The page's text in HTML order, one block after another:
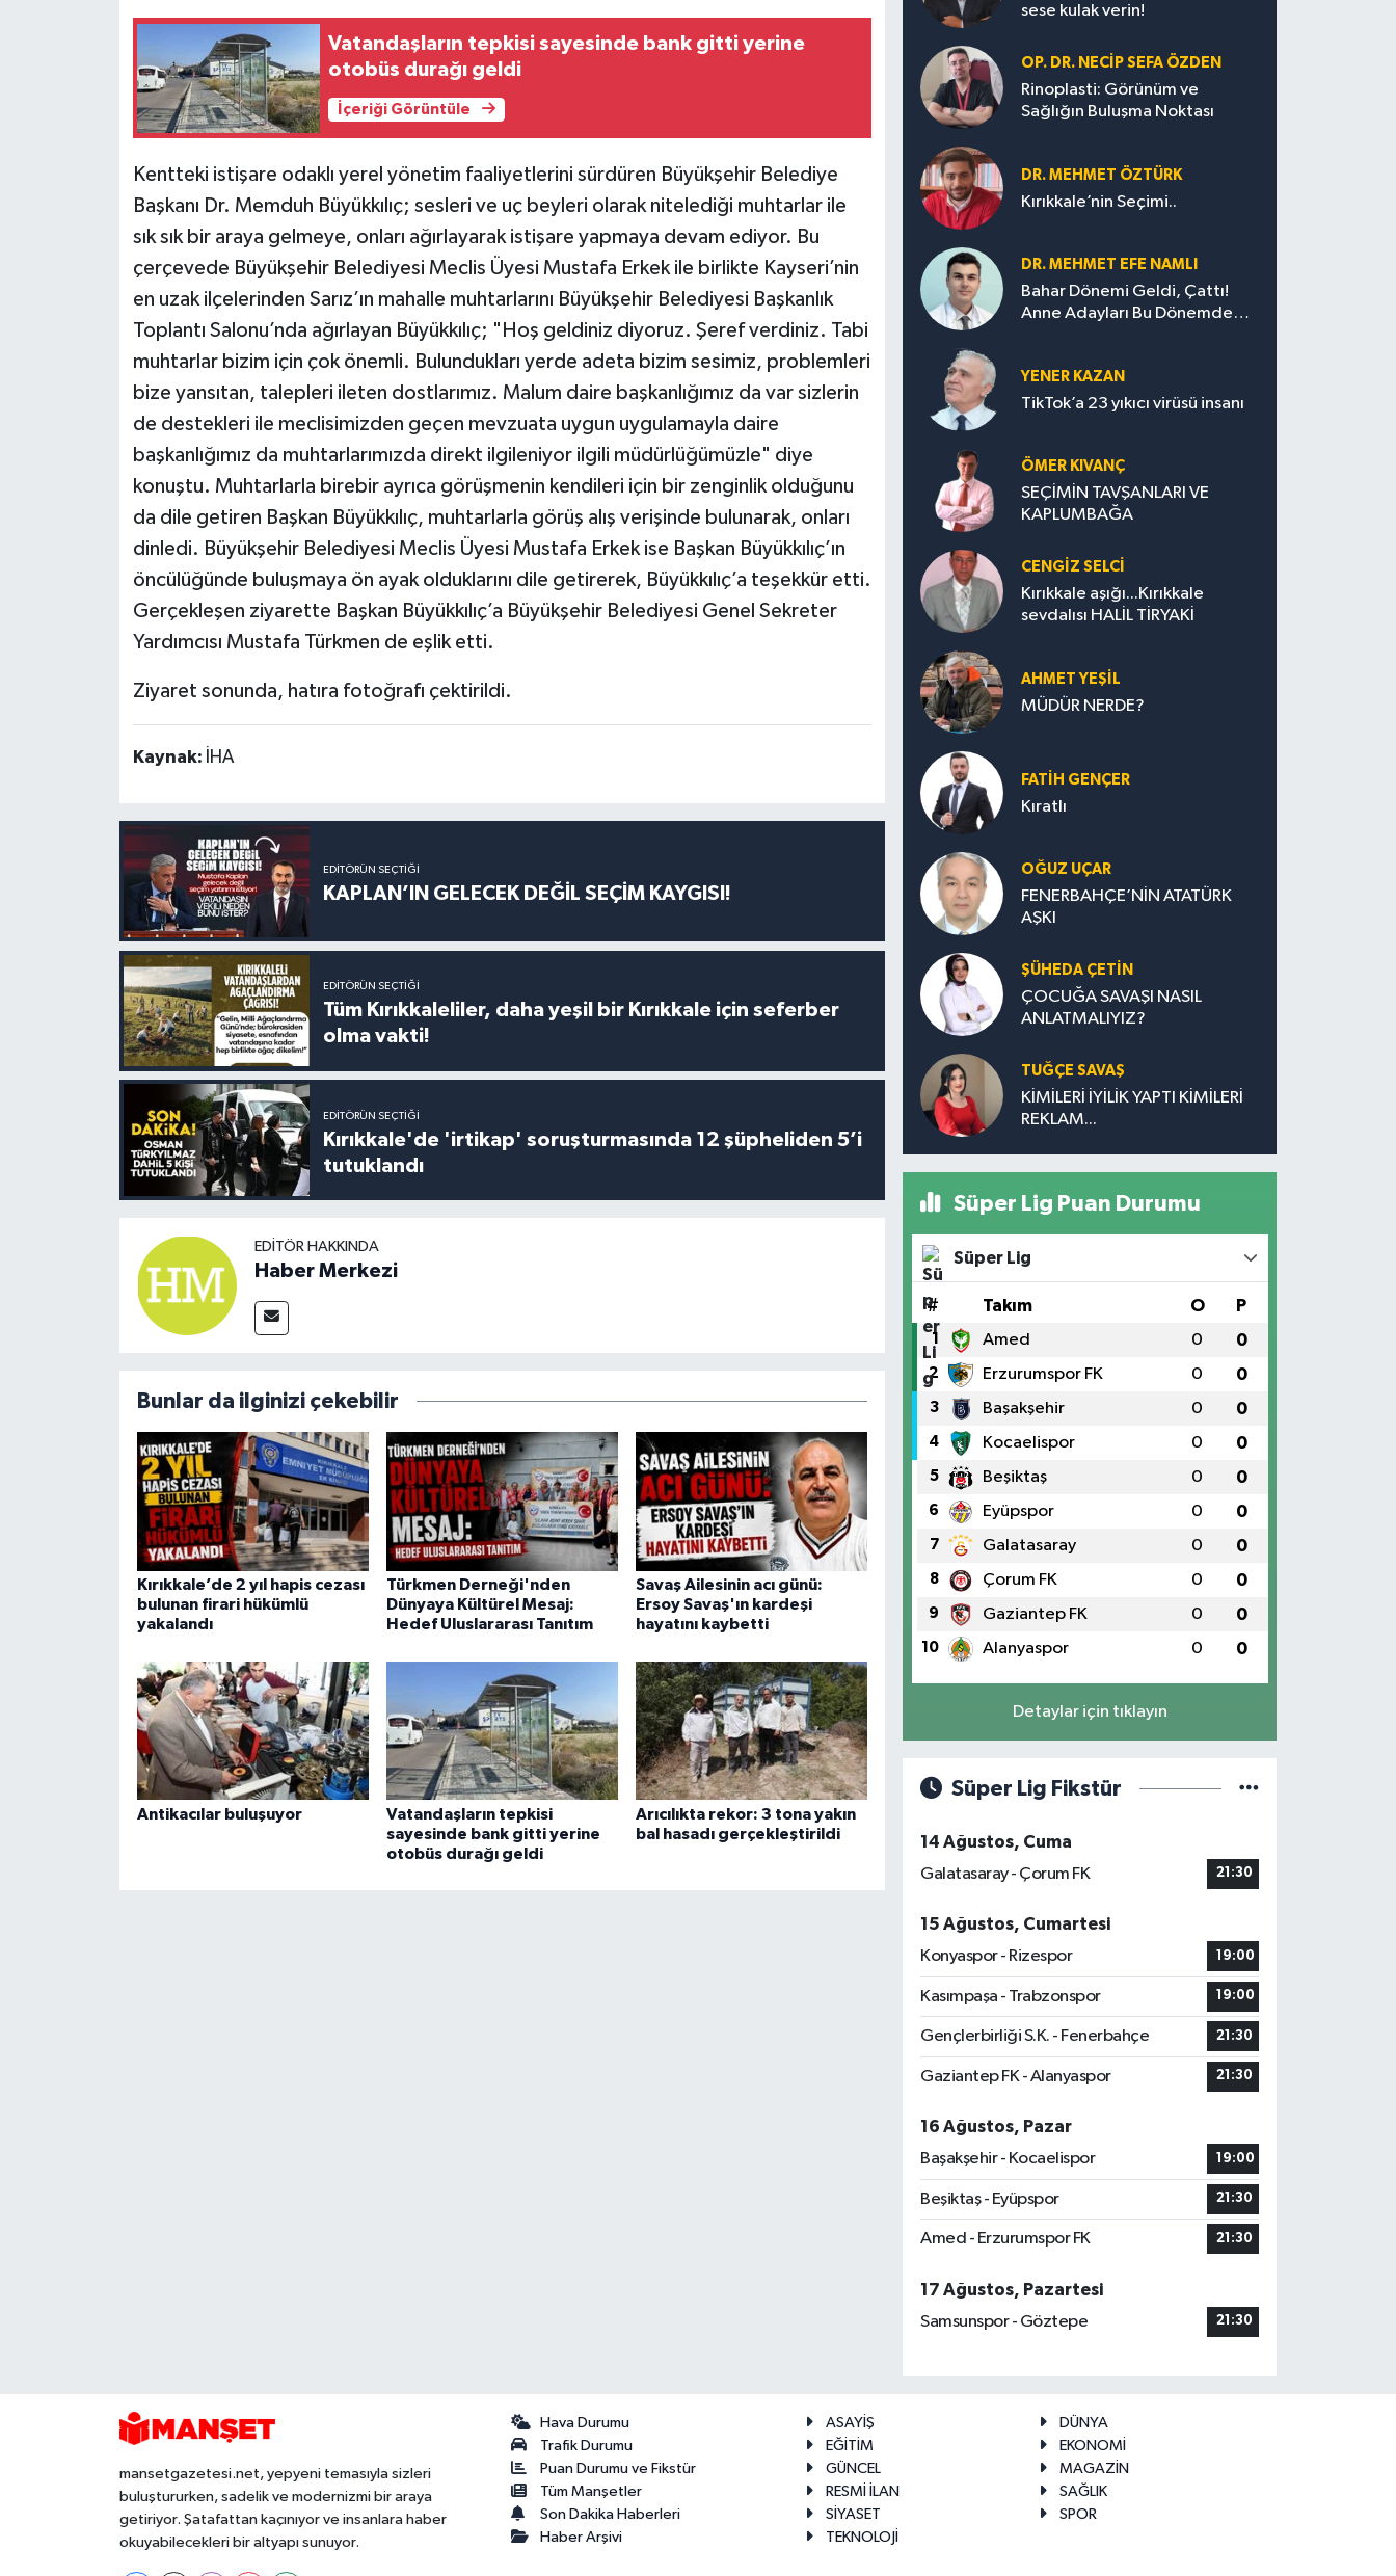
Vatandaşların tepkisi sayesinde bank gitti yerine
otobüs durağı geldi
İçeriği Görüntüle
Kentteki istişare odaklı yerel yönetim faaliyetlerini sürdüren Büyükşehir Belediye
Başkanı Dr. Memduh Büyükkılıç; sesleri ve uç beyleri olarak nitelediği muhtarlar ile
sık sık bir araya gelmeye, onları ağırlayarak istişare yapmaya devam ediyor. Bu
çerçevede Büyükşehir Belediyesi Meclis Üyesi Mustafa Erkek ile birlikte Kayseri’nin
en uzak ilçelerinden Sarız’ın mahalle muhtarlarını Büyükşehir Belediyesi Başkanlık
Toplantı Salonu’nda ağırlayan Büyükkılıç; "Hoş geldiniz diyoruz. Şeref verdiniz. Tabi
muhtarlar bizim için çok önemli. Bulundukları yerde adeta bizim sesimiz, problemleri
bize yansıtan, talepleri ileten dostlarımız. Malum daire başkanlığımız da var sizlerin
de destekleri ile meclisimizden geçen mevzuata uygun uygulamayla daire
başkanlığımız da muhtarlarımızda direkt ilgileniyor ilgili müdürlüğümüzle" diye
konuştu. Muhtarlarla birebir ayrıca görüşmenin kendileri için bir zenginlik olduğunu
da dile getiren Başkan Büyükkılıç, muhtarlarla görüş alış verişinde bulunarak, onları
dinledi. Büyükşehir Belediyesi Meclis Üyesi Mustafa Erkek ise Başkan Büyükkılıç’ın
öncülüğünde buluşmaya ön ayak olduklarını dile getirerek, Büyükkılıç’a teşekkür etti.
Gerçekleşen ziyarette Başkan Büyükkılıç’a Büyükşehir Belediyesi Genel Sekreter
Yardımcısı Mustafa Türkmen de eşlik etti.
Ziyaret sonunda, hatıra fotoğrafı çektirildi.
Kaynak: İHA
EDITÖRÜN SEÇTIĞI
KAPLAN’IN GELECEK DEĞİL SEÇİM KAYGISI!
EDITÖRÜN SEÇTIĞI
Tüm Kırıkkaleliler, daha yeşil bir Kırıkkale için seferber
olma vakti!
EDITÖRÜN SEÇTIĞI
Kırıkkale'de 'irtikap' soruşturmasında 12 şüpheliden 5’i
tutuklandı
EDITÖR HAKKINDA
Haber Merkezi
Bunlar da ilginizi çekebilir
Kırıkkale’de 2 yıl hapis cezası
bulunan firari hükümlü
yakalandı
Türkmen Derneği'nden
Dünyaya Kültürel Mesaj:
Hedef Uluslararası Tanıtım
Savaş Ailesinin acı günü:
Ersoy Savaş'ın kardeşi
hayatını kaybetti
Antikacılar buluşuyor
Vatandaşların tepkisi
sayesinde bank gitti yerine
otobüs durağı geldi
Arıcılıkta rekor: 3 tona yakın
bal hasadı gerçekleştirildi
sese kulak verin!
OP. DR. NECIP SEFA ÖZDEN
Rinoplasti: Görünüm ve
Sağlığın Buluşma Noktası
DR. MEHMET ÖZTÜRK
Kırıkkale’nin Seçimi..
DR. MEHMET EFE NAMLI
Bahar Dönemi Geldi, Çattı!
Anne Adayları Bu Dönemde
YENER KAZAN
TikTok’a 23 yıkıcı virüsü insanı
ÖMER KIVANÇ
SEÇİMİN TAVŞANLARI VE
KAPLUMBAĞA
CENGİZ SELCİ
Kırıkkale aşığı...Kırıkkale
sevdalısı HALİL TİRYAKİ
AHMET YEŞİL
MÜDÜR NERDE?
FATIH GENÇER
Kıratlı
OĞUZ UÇAR
FENERBAHÇE’NİN ATATÜRK
AŞKI
ŞÜHEDA ÇETİN
ÇOCUĞA SAVAŞI NASIL
ANLATMALIYIZ?
TUĞÇE SAVAŞ
KİMİLERİ İYİLİK YAPTI KİMİLERİ
REKLAM...
Süper Lig Puan Durumu
Süper Lig
# Takım O P
1 Amed 0 0
2 Erzurumspor FK 0 0
3 Başakşehir 0 0
4 Kocaelispor 0 0
5 Beşiktaş 0 0
6 Eyüpspor 0 0
7 Galatasaray 0 0
8 Çorum FK 0 0
9 Gaziantep FK 0 0
10 Alanyaspor 0 0
Detaylar için tıklayın
Süper Lig Fikstür
14 Ağustos, Cuma
Galatasaray - Çorum FK
21:30
15 Ağustos, Cumartesi
Konyaspor - Rizespor
19:00
Kasımpaşa - Trabzonspor 19:00
Gençlerbirliği S.K. - Fenerbahçe 21:30
Gaziantep FK - Alanyaspor 21:30
16 Ağustos, Pazar
Başakşehir - Kocaelispor
19:00
Beşiktaş - Eyüpspor 21:30
Amed - Erzurumspor FK 21:30
17 Ağustos, Pazartesi
Samsunspor - Göztepe
21:30
mansetgazetesi.net, yepyeni temasıyla sizleri
buluştururken, sadelik ve modernizmi bir araya
getiriyor. Şatafattan kaçınıyor ve insanlara haber
okuyabilecekleri bir altyapı sunuyor.
Hava Durumu
Trafik Durumu
Puan Durumu ve Fikstür
Tüm Manşetler
Son Dakika Haberleri
Haber Arşivi
ASAYİŞ
DÜNYA
EĞİTİM
EKONOMİ
GÜNCEL
MAGAZİN
RESMİ İLAN
SAĞLIK
SİYASET
SPOR
TEKNOLOJİ